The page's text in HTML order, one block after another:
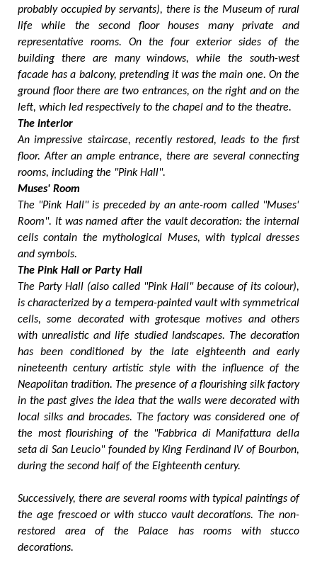
probably occupied by servants), there is the Museum of rural
life while the second floor houses many private and
representative rooms. On the four exterior sides of the
building there are many windows, while the south-west
facade has a balcony, pretending it was the main one. On the
ground floor there are two entrances, on the right and on the
left, which led respectively to the chapel and to the theatre.
The interior
An impressive staircase, recently restored, leads to the first
floor. After an ample entrance, there are several connecting
rooms, including the "Pink Hall".
Muses' Room
The "Pink Hall" is preceded by an ante-room called "Muses'
Room". It was named after the vault decoration: the internal
cells contain the mythological Muses, with typical dresses
and symbols.
The Pink Hall or Party Hall
The Party Hall (also called "Pink Hall" because of its colour),
is characterized by a tempera-painted vault with symmetrical
cells, some decorated with grotesque motives and others
with unrealistic and life studied landscapes. The decoration
has been conditioned by the late eighteenth and early
nineteenth century artistic style with the influence of the
Neapolitan tradition. The presence of a flourishing silk factory
in the past gives the idea that the walls were decorated with
local silks and brocades. The factory was considered one of
the most flourishing of the "Fabbrica di Manifattura della
seta di San Leucio" founded by King Ferdinand IV of Bourbon,
during the second half of the Eighteenth century.
Successively, there are several rooms with typical paintings of
the age frescoed or with stucco vault decorations. The non-
restored area of the Palace has rooms with stucco
decorations.